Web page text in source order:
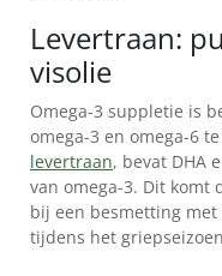
Levertraan:
visolie
Omega-3 suppletie is
omega-3 en omega-6
levertraan, bevat DHA
van omega-3. Dit komt
bij een besmetting
tijdens het